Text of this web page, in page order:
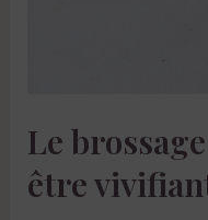
Le
être